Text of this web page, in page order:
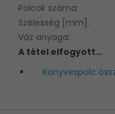
Polcok száma:
Szélesség [mm] :
Váz anyaga:
A tétel elfogyott…
Könyvespolc